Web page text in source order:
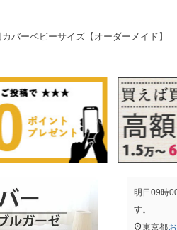
バーベビーサイズ【オーダーメイド】
明日 09時
す。
東京都